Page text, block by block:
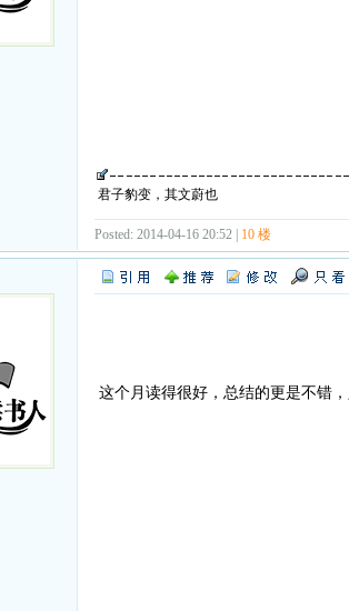
君子豹变，其文蔚也
Posted: 2014-04-16 20:52 | 10 楼
这个月读得很好，总结的更是不错